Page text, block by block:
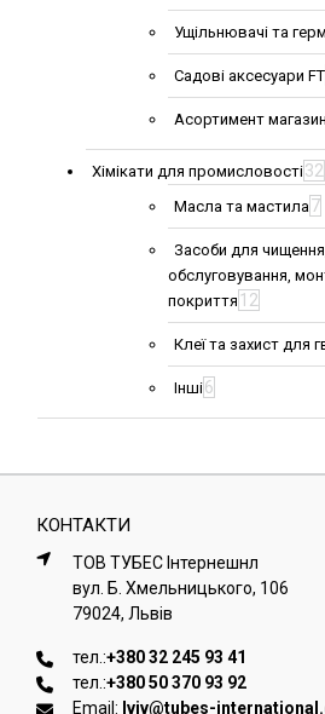
Ущільнювачі та
Садові аксесуари FT
Асортимент
Хімікати для промисловості32
Масла та мастила7
Засоби для
обслуговування,
покриття 12
Клеї та захист для
Інші6
КОНТАКТИ
ТОВ ТУБЕС Iнтернешнл
вул. Б. Хмельницького, 106
79024, Львiв
тел.:+380 32 245 93 41
тел.:+380 50 370 93 92
Email: lviv@tubes-